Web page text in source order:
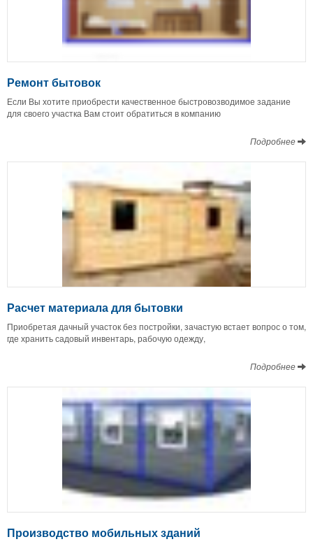
Ремонт бытовок
Если Вы хотите приобрести качественное быстровозводимое задание
для своего участка Вам стоит обратиться в компанию
Подробнее
Расчет материала для бытовки
Приобретая дачный участок без постройки, зачастую встает вопрос о том,
где хранить садовый инвентарь, рабочую одежду,
Подробнее
Производство мобильных зданий